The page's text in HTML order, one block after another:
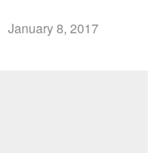
January 8, 2017